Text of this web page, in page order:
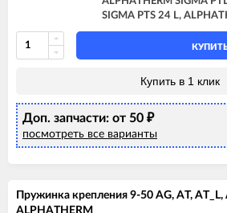
SIGMA PTS 24 L,
Купить в 1 клик
Доп. запчасти: от 50 ₽
посмотреть все варианты
Пружинка крепления 9-50 AG, AT, AT_L,
ALPHATHERM